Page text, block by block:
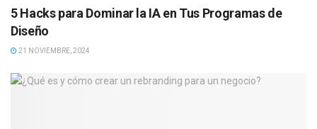
5 Hacks para Dominar la IA en Tus Programas de
Diseño
21 NOVIEMBRE, 2024